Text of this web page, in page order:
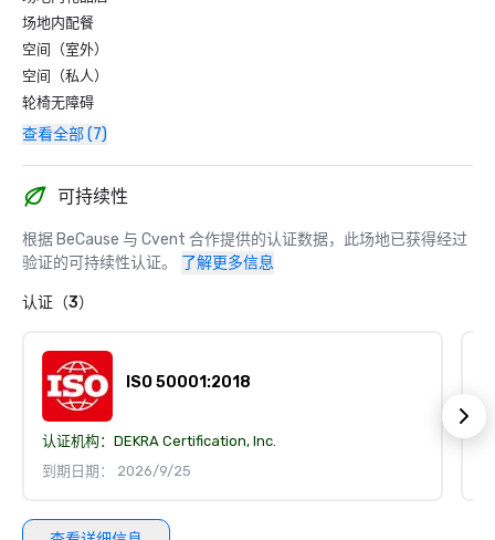
场地内配餐
空间（室外）
空间（私人）
轮椅无障碍
查看全部 (7)
可持续性
根据 BeCause 与 Cvent 合作提供的认证数据，此场地已获得经过
验证的可持续性认证。
了解更多信息
认证（3）
ISO 50001:2018
认证机构： DEKRA Certification, Inc.
到期日期： 2026/9/25